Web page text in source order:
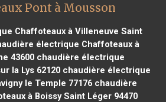
Pont à Mousson
Chaffoteaux à Villeneuve Saint
électrique Chaffoteaux à
43600 chaudière électrique
la Lys 62120 chaudière électrique
le Temple 77176chaudière
à Boissy Saint Léger 94470